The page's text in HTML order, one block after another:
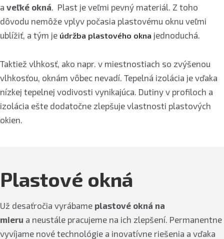
a veľké okná. Plast je veľmi pevný materiál. Z toho
dôvodu nemôže vplyv počasia plastovému oknu veľmi
ublížiť, a tým je údržba plastového okna jednoduchá.
Taktiež vlhkosť, ako napr. v miestnostiach so zvýšenou
vlhkosťou, oknám vôbec nevadí. Tepelná izolácia je vďaka
nízkej tepelnej vodivosti vynikajúca. Dutiny v profiloch a
izolácia ešte dodatočne zlepšuje vlastnosti plastových
okien.
Plastové okná
Už desaťročia vyrábame plastové okná na
mieru a neustále pracujeme na ich zlepšení. Permanentne
vyvíjame nové technológie a inovatívne riešenia a vďaka